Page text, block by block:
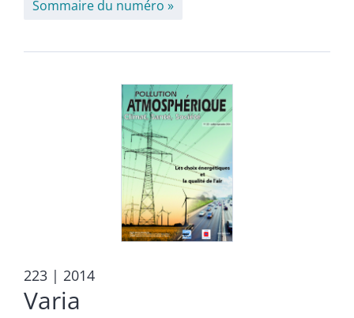
Sommaire du numéro
223 | 2014
Varia